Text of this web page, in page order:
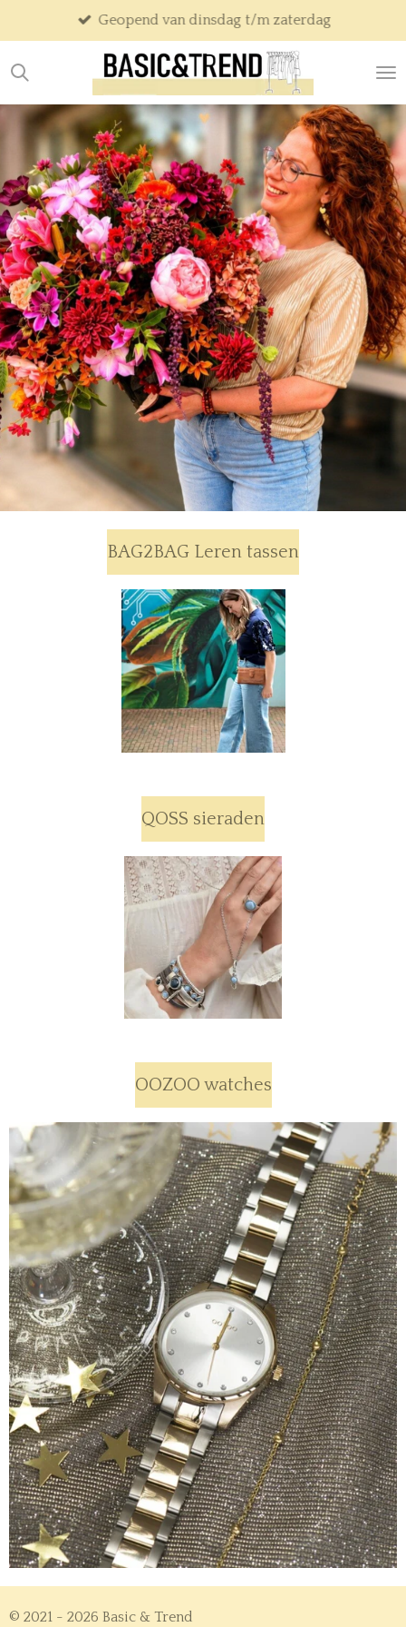
direct
naar
hoofdinhoud
Geopend van dinsdag t/m zaterdag
BAG2BAG Leren tassen
QOSS sieraden
OOZOO watches
© 2021 - 2026 Basic & Trend